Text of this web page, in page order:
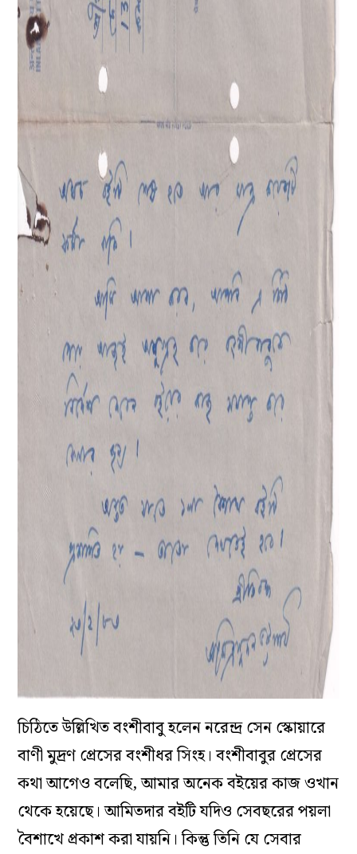
চিঠিতে উল্লিখিত বংশীবাবু হলেন নরেন্দ্র সেন স্কোয়ারে
বাণী মুদ্রণ প্রেসের বংশীধর সিংহ। বংশীবাবুর প্রেসের
কথা আগেও বলেছি, আমার অনেক বইয়ের কাজ ওখান
থেকে হয়েছে। আমিতদার বইটি যদিও সেবছরের পয়লা
বৈশাখে প্রকাশ করা যায়নি। কিন্তু তিনি যে সেবার